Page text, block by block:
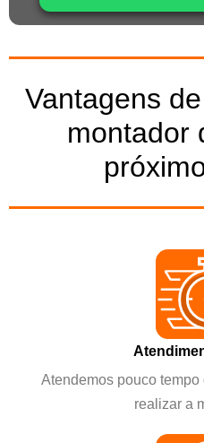
Vantagens
montador
Atendemos pouco
realizar a